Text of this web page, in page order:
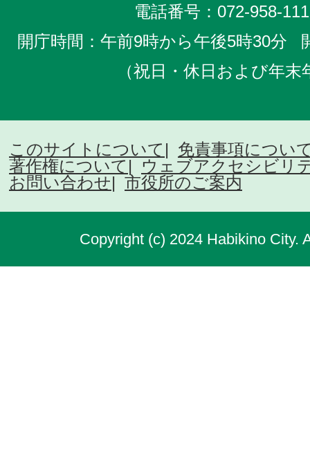
電話番号： 072-958-
開庁時間：午前9時から午後5時30分
（祝日・休日および年
このサイトについて
免責事項につい
著作権について
ウェブアクセシビリ
お問い合わせ
市役所のご案内
Copyright (c) 2024 Habikino City.